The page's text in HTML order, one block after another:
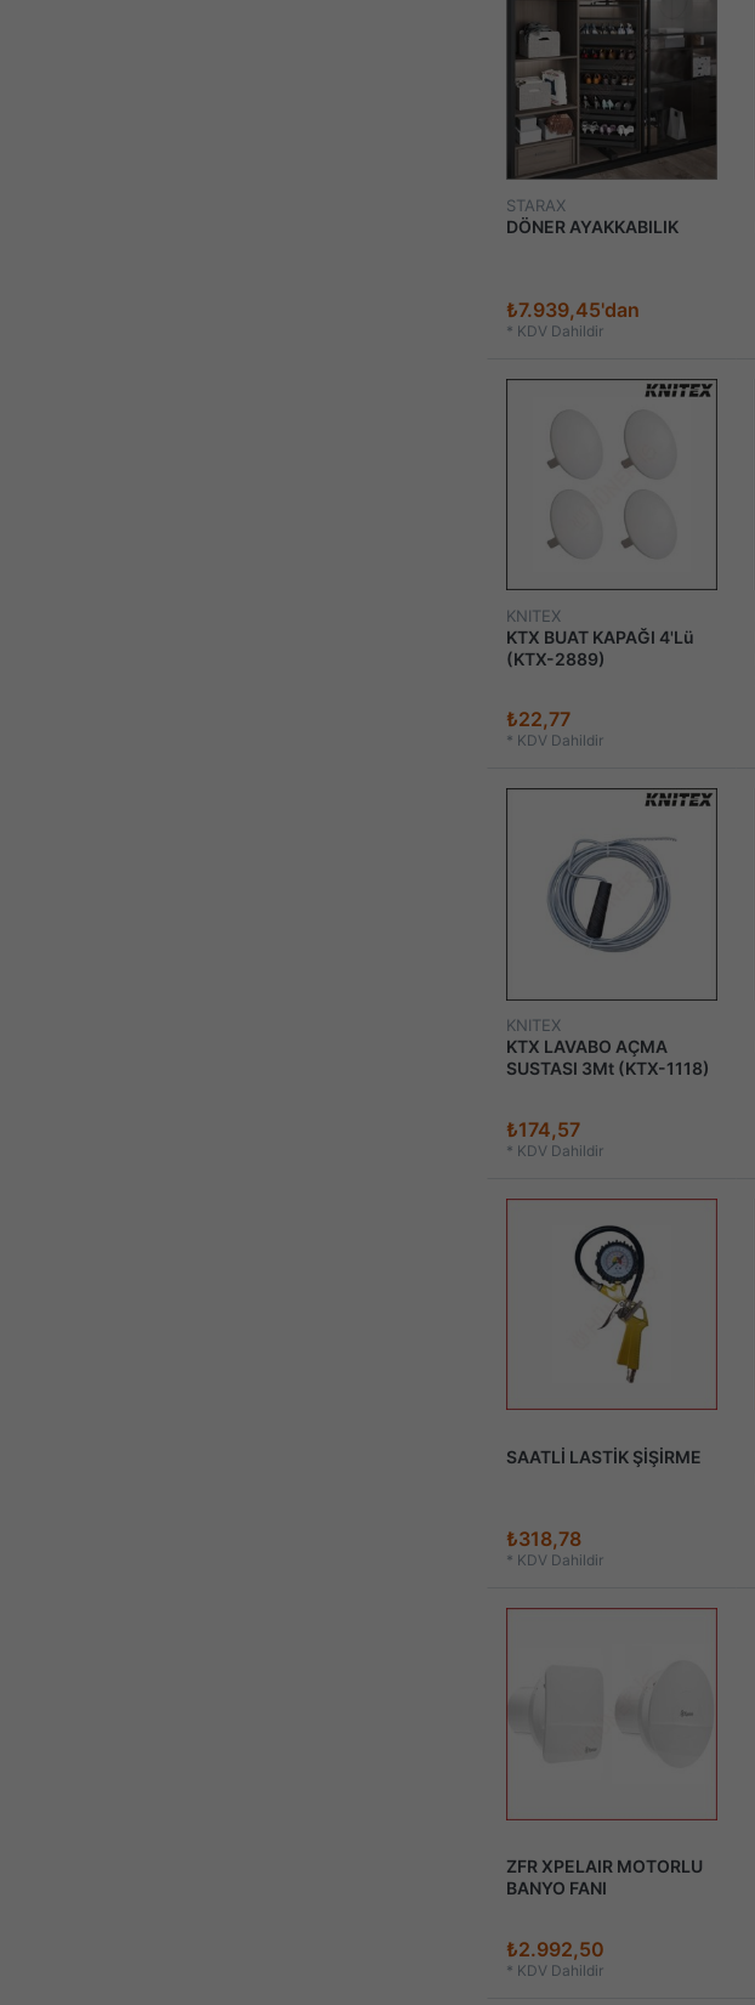
STARAX
DÖNER AYAKKABILIK
₺7.939,45'dan
* KDV Dahildir
KNITEX
KTX BUAT KAPAĞI 4'Lü
(KTX-2889)
₺22,77
* KDV Dahildir
KNITEX
KTX LAVABO AÇMA
SUSTASI 3Mt (KTX-1118)
₺174,57
* KDV Dahildir
SAATLİ LASTİK ŞİŞİRME
₺318,78
* KDV Dahildir
ZFR XPELAIR MOTORLU
BANYO FANI
₺2.992,50
* KDV Dahildir